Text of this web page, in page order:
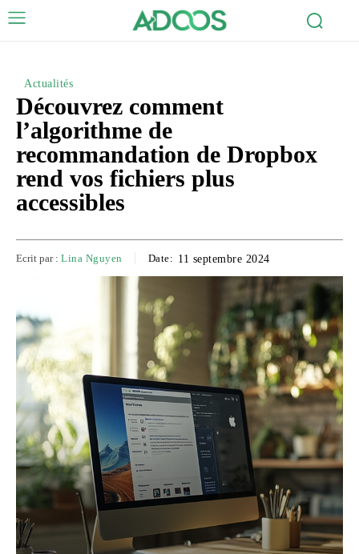
Actualités
Découvrez comment
l’algorithme de
recommandation de Dropbox
rend vos fichiers plus
accessibles
Ecrit par : Lina Nguyen Date: 11 septembre 2024